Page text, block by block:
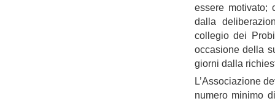
essere motivato;
dalla
collegio dei
occasione della
giorni dalla
L’Associazione
numero minimo